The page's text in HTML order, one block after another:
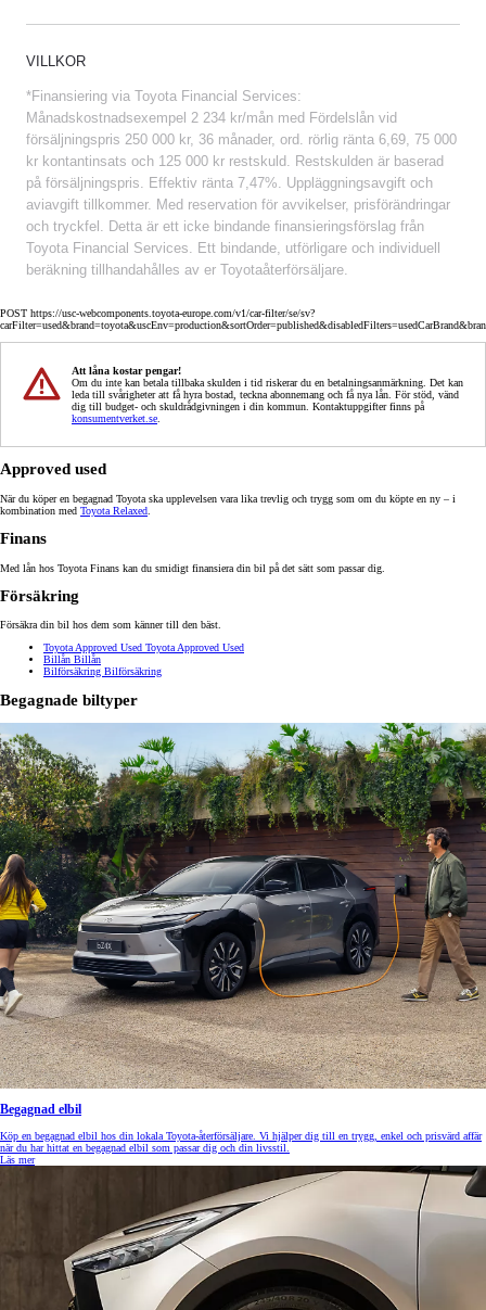
VILLKOR
*Finansiering via Toyota Financial Services:
Månadskostnadsexempel 2 234 kr/mån med Fördelslån vid
försäljningspris 250 000 kr, 36 månader, ord. rörlig ränta 6,69, 75 000
kr kontantinsats och 125 000 kr restskuld. Restskulden är baserad
på försäljningspris. Effektiv ränta 7,47%. Uppläggningsavgift och
aviavgift tillkommer. Med reservation för avvikelser, prisförändringar
och tryckfel. Detta är ett icke bindande finansieringsförslag från
Toyota Financial Services. Ett bindande, utförligare och individuell
beräkning tillhandahålles av er Toyotaåterförsäljare.
POST https://usc-webcomponents.toyota-europe.com/v1/car-filter/se/sv?
Att låna kostar pengar!
Om du inte kan betala tillbaka skulden i tid riskerar du en betalningsanmärkning. Det kan
leda till svårigheter att få hyra bostad, teckna abonnemang och få nya lån. För stöd, vänd
dig till budget- och skuldrådgivningen i din kommun. Kontaktuppgifter finns på
konsumentverket.se
Approved used
När du köper en begagnad Toyota ska upplevelsen vara lika trevlig och trygg som om du köpte en ny – i
kombination med Toyota Relaxed
Finans
Med lån hos Toyota Finans kan du smidigt finansiera din bil på det sätt som passar dig.
Försäkring
Försäkra din bil hos dem som känner till den bäst.
Toyota Approved Used Toyota Approved Used
Billån Billån
Bilförsäkring Bilförsäkring
Begagnade biltyper
Begagnad elbil
Köp en begagnad elbil hos din lokala Toyota-återförsäljare. Vi hjälper dig till en trygg, enkel och prisvärd affär
när du har hittat en begagnad elbil som passar dig och din livsstil.
Läs mer